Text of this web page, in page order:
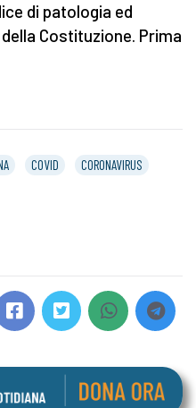
di patologia ed
Costituzione. Prima
COVID
CORONAVIRUS